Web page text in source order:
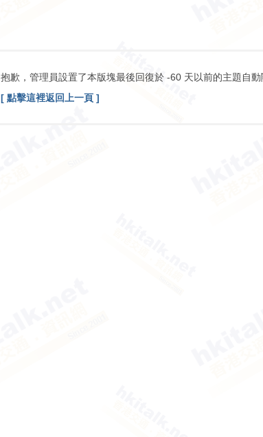
抱歉，管理員設置了本版塊最後回復於 -60 天以前的主題自
[ 點擊這裡返回上一頁 ]